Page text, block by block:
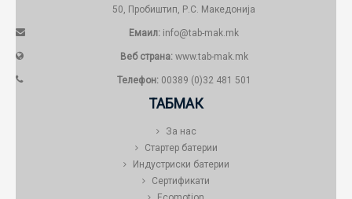
50, Пробиштип, Р.С. Македонија
Емаил: info@tab-mak.mk
Веб страна: www.tab-mak.mk
Телефон:00389 (0)32 481 501
ТАБМАК
За нас
Стартер батерии
Индустриски батерии
Сертификати